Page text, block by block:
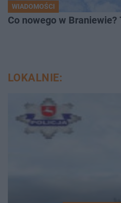
WIADOMOŚCI
Co nowego w
LOKALNIE: